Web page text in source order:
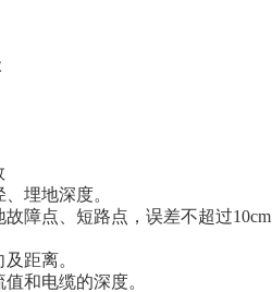
埋地深度。
障点、短路点，误差不超过
距离。
和电缆的深度。